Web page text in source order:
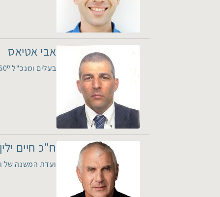
אבי אטיאס
בעלים ומנכ"ל GSS 360⁰
ח"כ חיים
ועדת המשנה של